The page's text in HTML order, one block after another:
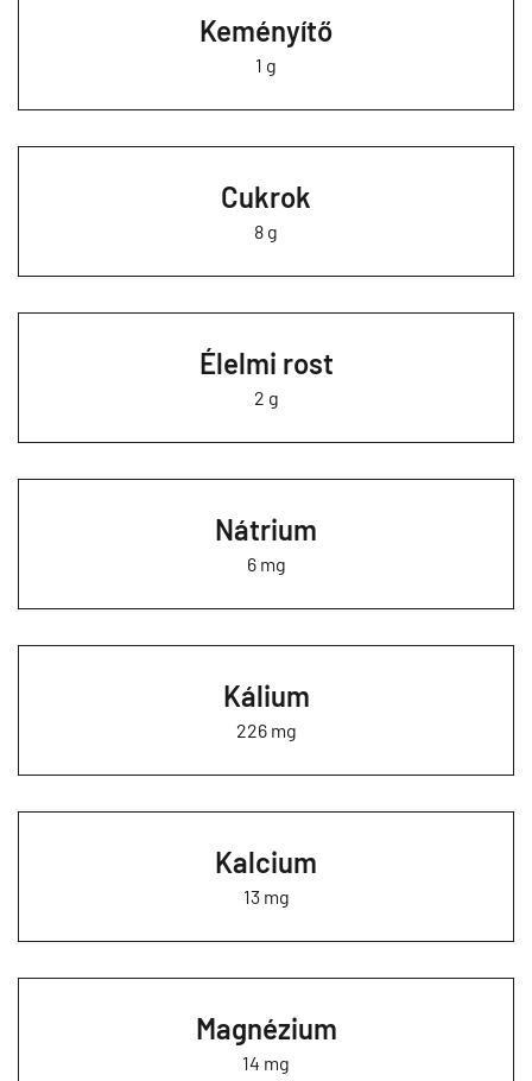
Keményítő
1 g
Cukrok
8 g
Élelmi rost
2 g
Nátrium
6 mg
Kálium
226 mg
Kalcium
13 mg
Magnézium
14 mg